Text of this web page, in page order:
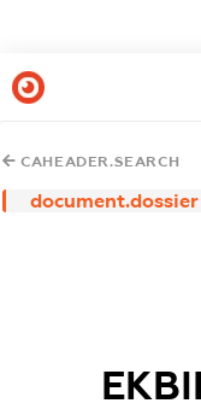
CAHEADER.SEARCH
document.dossier